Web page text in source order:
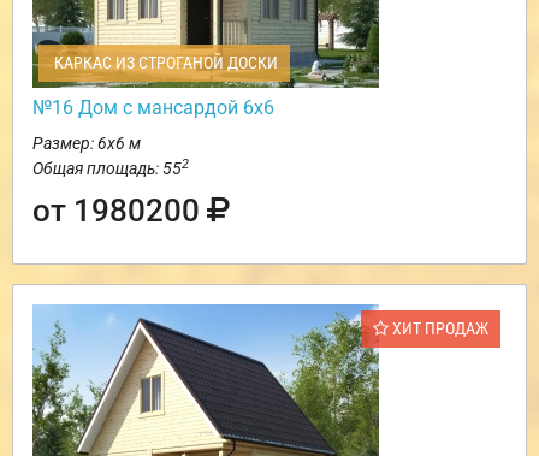
КАРКАС ИЗ СТРОГАНОЙ ДОСКИ
№16 Дом с мансардой 6х6
Размер: 6х6 м
Общая площадь: 552
от 1980200
ХИТ ПРОДАЖ